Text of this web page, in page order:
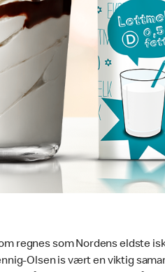
regnes som Nordens eldste
Olsen is vært en viktig